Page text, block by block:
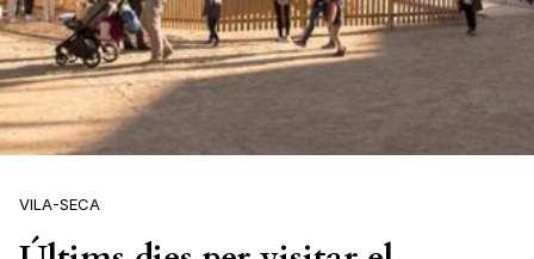
VILA-SECA